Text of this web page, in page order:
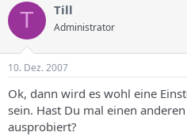
T Till
Administrator
10. Dez. 2007
Ok, dann wird es wohl eine
sein. Hast Du mal einen anderen
ausprobiert?